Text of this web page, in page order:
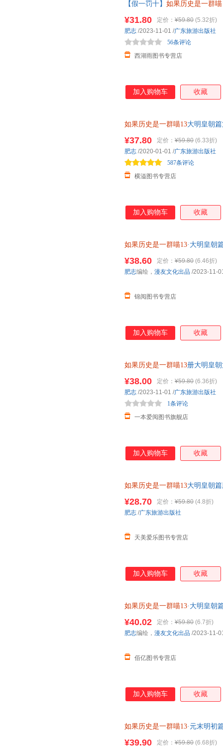
【假一罚十】 如果历史是一群喵
罚十31882477
¥31.80 定价： ¥59.80 (5.32折)
西湖雨图书专营店
56条评论
肥志 /2023-11-01 /广东旅游出版社
加入购物车 收藏
如果历史是一群喵13大明皇朝
¥37.80 定价： ¥59.80 (6.33折)
横溢图书专营店
587条评论
肥志 /2020-01-01 /广东旅游出版社
加入购物车 收藏
如果历史是一群喵13·大明皇朝
¥38.60 定价： ¥59.80 (6.46折)
锦阅图书专营店
肥志编绘， 漫友文化出品 /2023-11-
加入购物车 收藏
如果历史是一群喵13册大明皇
¥38.00 定价： ¥59.80 (6.36折)
一本爱阅图书旗舰店
1条评论
肥志 /2023-11-01 /广东旅游出版社
加入购物车 收藏
如果历史是一群喵13大明皇朝
¥28.70 定价： ¥59.80 (4.8折)
天美爱乐图书专营店
肥志 /广东旅游出版社
加入购物车 收藏
如果历史是一群喵13·大明皇朝
¥40.02 定价： ¥59.80 (6.7折)
佰亿图书专营店
肥志编绘， 漫友文化出品 /2023-11-
加入购物车 收藏
如果历史是一群喵13·元末明初
¥39.90 定价： ¥59.80 (6.68折)